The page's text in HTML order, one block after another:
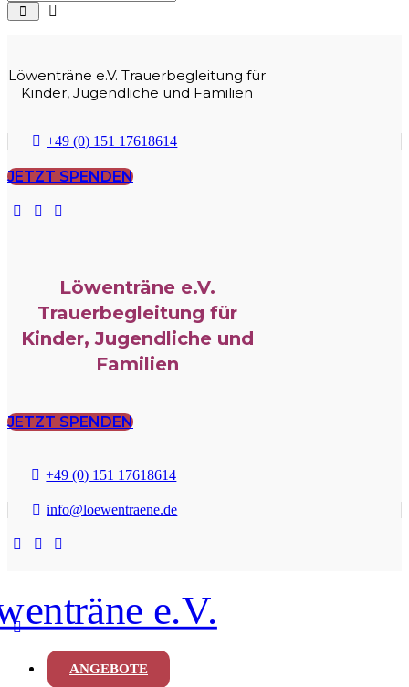
Löwenträne e.V. Trauerbegleitung für
Kinder, Jugendliche und Familien
+49 (0) 151 17618614
JETZT SPENDEN
Löwenträne e.V.
Trauerbegleitung für
Kinder, Jugendliche und
Familien
JETZT SPENDEN
+49 (0) 151 17618614
info@loewentraene.de
ANGEBOTE